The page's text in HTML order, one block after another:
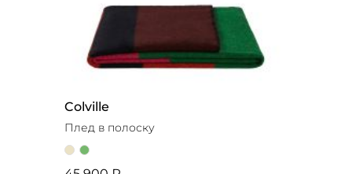
Colville
Плед в полоску